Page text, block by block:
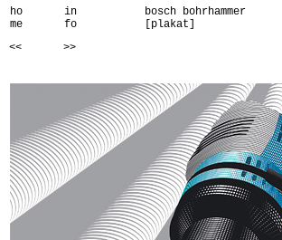
in
fo
ho
me
>>
<<
bosch bohrhammer
[plakat]